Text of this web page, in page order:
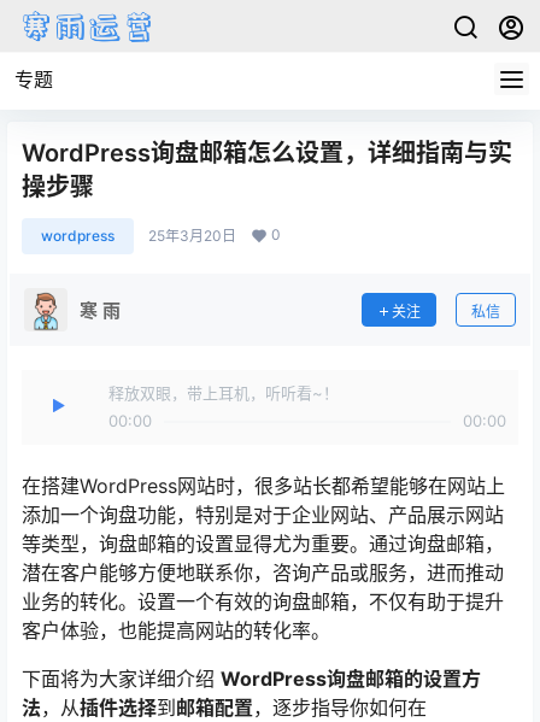
专题
WordPress询盘邮箱怎么设置，详细指南与实
操步骤
wordpress 25年3月20日 0
寒 雨 关注 私信
释放双眼，带上耳机，听听看~！
00:00
00:00
在搭建WordPress网站时，很多站长都希望能够在网站上
添加一个询盘功能，特别是对于企业网站、产品展示网站
等类型，询盘邮箱的设置显得尤为重要。通过询盘邮箱，
潜在客户能够方便地联系你，咨询产品或服务，进而推动
业务的转化。设置一个有效的询盘邮箱，不仅有助于提升
客户体验，也能提高网站的转化率。
下面将为大家详细介绍 WordPress询盘邮箱的设置方
法，从插件选择到 邮箱配置，逐步指导你如何在